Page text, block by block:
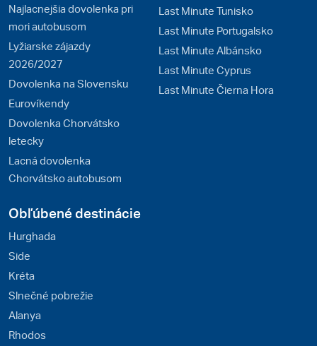
Najlacnejšia dovolenka pri
mori autobusom
Lyžiarske zájazdy
2026/2027
Dovolenka na Slovensku
Eurovíkendy
Dovolenka Chorvátsko
letecky
Lacná dovolenka
Chorvátsko autobusom
Last Minute Tunisko
Last Minute Portugalsko
Last Minute Albánsko
Last Minute Cyprus
Last Minute Čierna Hora
Obľúbené destinácie
Hurghada
Side
Kréta
Slnečné pobrežie
Alanya
Rhodos